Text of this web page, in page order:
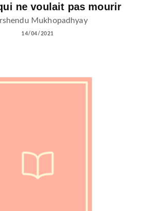
ne voulait pas mourir
Mukhopadhyay
14/04/2021